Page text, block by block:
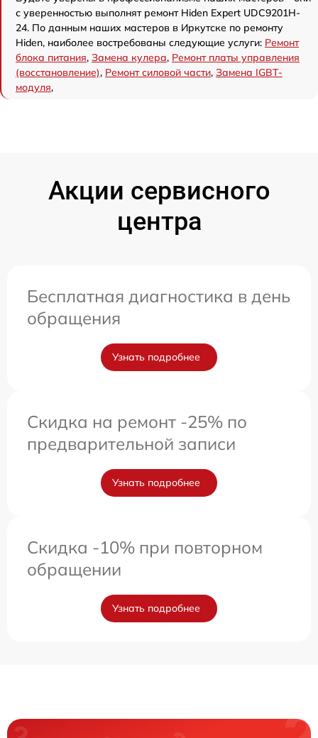
с уверенностью выполнят ремонт Hiden Expert UDC9201H-
24. По данным наших мастеров в Иркутске по ремонту
Hiden, наиболее востребованы следующие услуги: Ремонт
блока питания, Замена кулера, Ремонт платы управления
(восстановление), Ремонт силовой части, Замена IGBT-
модуля,
Акции сервисного
центра
Бесплатная диагностика в день
обращения
Узнать подробнее
Скидка на ремонт -25% по
предварительной записи
Узнать подробнее
Скидка -10% при повторном
обращении
Узнать подробнее